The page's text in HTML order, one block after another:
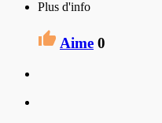
Plus d'info
Aime 0